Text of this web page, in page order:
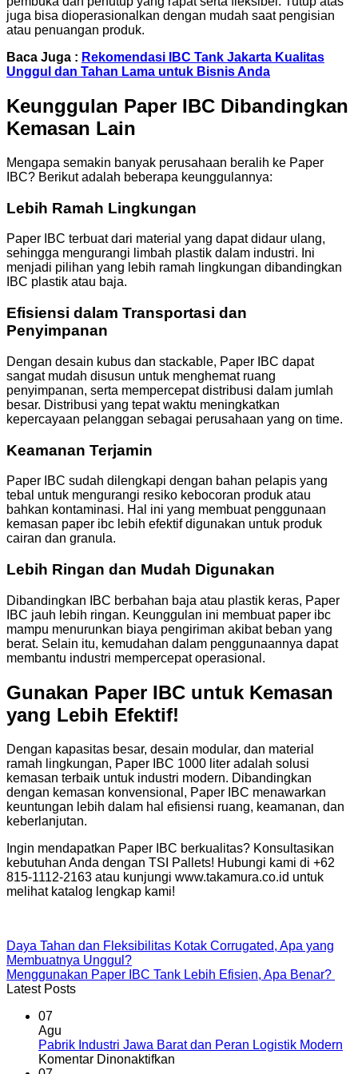
juga bisa dioperasionalkan dengan mudah saat pengisian
atau penuangan produk.
Baca Juga : Rekomendasi IBC Tank Jakarta Kualitas
Unggul dan Tahan Lama untuk Bisnis Anda
Keunggulan Paper IBC Dibandingkan
Kemasan Lain
Mengapa semakin banyak perusahaan beralih ke Paper
IBC? Berikut adalah beberapa keunggulannya:
Lebih Ramah Lingkungan
Paper IBC terbuat dari material yang dapat didaur ulang,
sehingga mengurangi limbah plastik dalam industri. Ini
menjadi pilihan yang lebih ramah lingkungan dibandingkan
IBC plastik atau baja.
Efisiensi dalam Transportasi dan
Penyimpanan
Dengan desain kubus dan stackable, Paper IBC dapat
sangat mudah disusun untuk menghemat ruang
penyimpanan, serta mempercepat distribusi dalam jumlah
besar. Distribusi yang tepat waktu meningkatkan
kepercayaan pelanggan sebagai perusahaan yang on time.
Keamanan Terjamin
Paper IBC sudah dilengkapi dengan bahan pelapis yang
tebal untuk mengurangi resiko kebocoran produk atau
bahkan kontaminasi. Hal ini yang membuat penggunaan
kemasan paper ibc lebih efektif digunakan untuk produk
cairan dan granula.
Lebih Ringan dan Mudah Digunakan
Dibandingkan IBC berbahan baja atau plastik keras, Paper
IBC jauh lebih ringan. Keunggulan ini membuat paper ibc
mampu menurunkan biaya pengiriman akibat beban yang
berat. Selain itu, kemudahan dalam penggunaannya dapat
membantu industri mempercepat operasional.
Gunakan Paper IBC untuk Kemasan
yang Lebih Efektif!
Dengan kapasitas besar, desain modular, dan material
ramah lingkungan, Paper IBC 1000 liter adalah solusi
kemasan terbaik untuk industri modern. Dibandingkan
dengan kemasan konvensional, Paper IBC menawarkan
keuntungan lebih dalam hal efisiensi ruang, keamanan, dan
keberlanjutan.
Ingin mendapatkan Paper IBC berkualitas? Konsultasikan
kebutuhan Anda dengan TSI Pallets! Hubungi kami di +62
815-1112-2163 atau kunjungi www.takamura.co.id untuk
melihat katalog lengkap kami!
Daya Tahan dan Fleksibilitas Kotak Corrugated, Apa yang
Membuatnya Unggul?
Menggunakan Paper IBC Tank Lebih Efisien, Apa Benar?
Latest Posts
07
Agu
Pabrik Industri Jawa Barat dan Peran Logistik Modern
Komentar Dinonaktifkan